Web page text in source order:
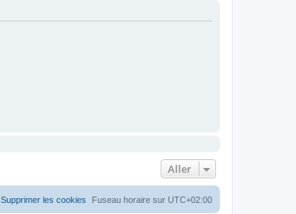
Aller
Fuseau horaire sur UTC+02:00
Supprimer les cookies